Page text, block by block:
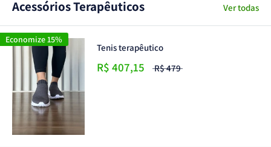
Acessórios Terapêuticos Ver todas
Economize 15%
Tenis terapêutico
R$ 407,15 R$ 479